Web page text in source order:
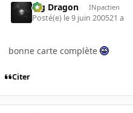
Big Dragon INpactien
Posté(e) le 9 juin 200521 a
bonne carte complète
Citer